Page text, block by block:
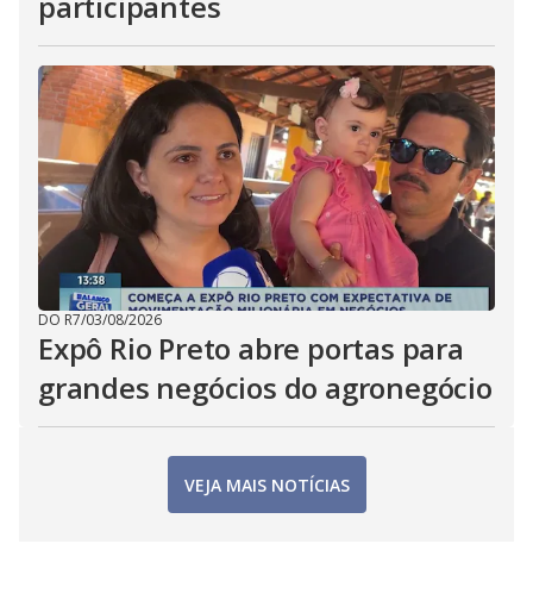
DO R7/03/08/2026
Expô Rio Preto abre portas para
grandes negócios do agronegócio
VEJA MAIS NOTÍCIAS